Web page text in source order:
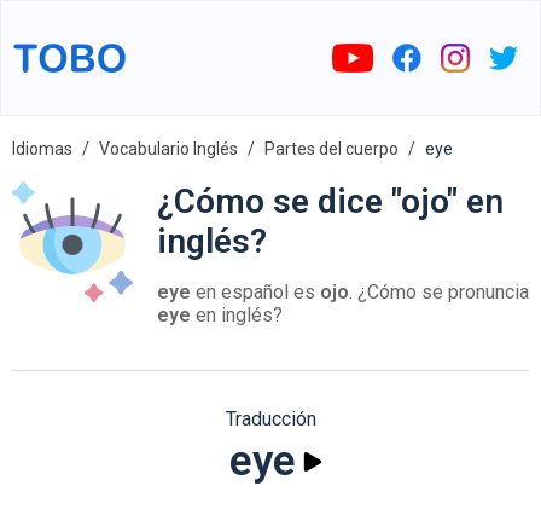
Idiomas Vocabulario Inglés Partes del cuerpo eye
¿Cómo se dice "ojo" en
inglés?
eye en español es ojo. ¿Cómo se pronuncia
eye en inglés?
Traducción
eye